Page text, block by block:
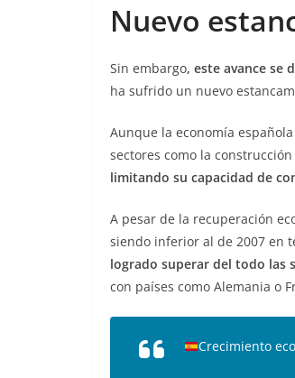
Nuevo
Sin embargo, este avance se
ha sufrido un nuevo
Aunque la economía
sectores como la
limitando su capacidad de
A pesar de la recuperación
siendo inferior al de 2007 en
logrado superar del todo las
con países como Alemania o
Crecimiento